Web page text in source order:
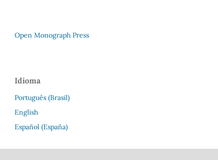
Open Monograph Press
Idioma
Português (Brasil)
English
Español (España)